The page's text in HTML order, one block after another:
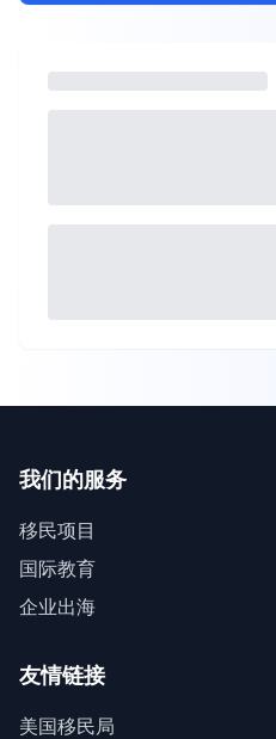
我们的服务
移民项目
国际教育
企业出海
友情链接
美国移民局